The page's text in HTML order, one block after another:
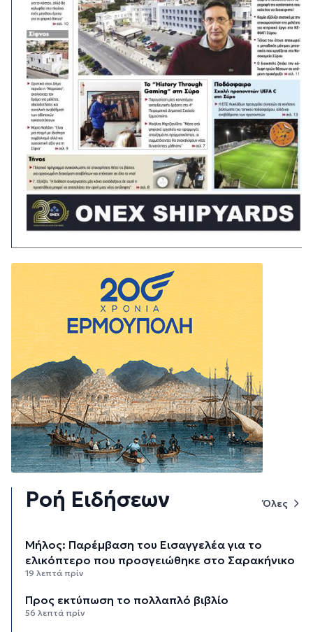
Ροή Ειδήσεων Όλες
Μήλος: Παρέμβαση του Εισαγγελέα για το
ελικόπτερο που προσγειώθηκε στο Σαρακήνικο
19 λεπτά πρίν
Προς εκτύπωση το πολλαπλό βιβλίο
56 λεπτά πρίν